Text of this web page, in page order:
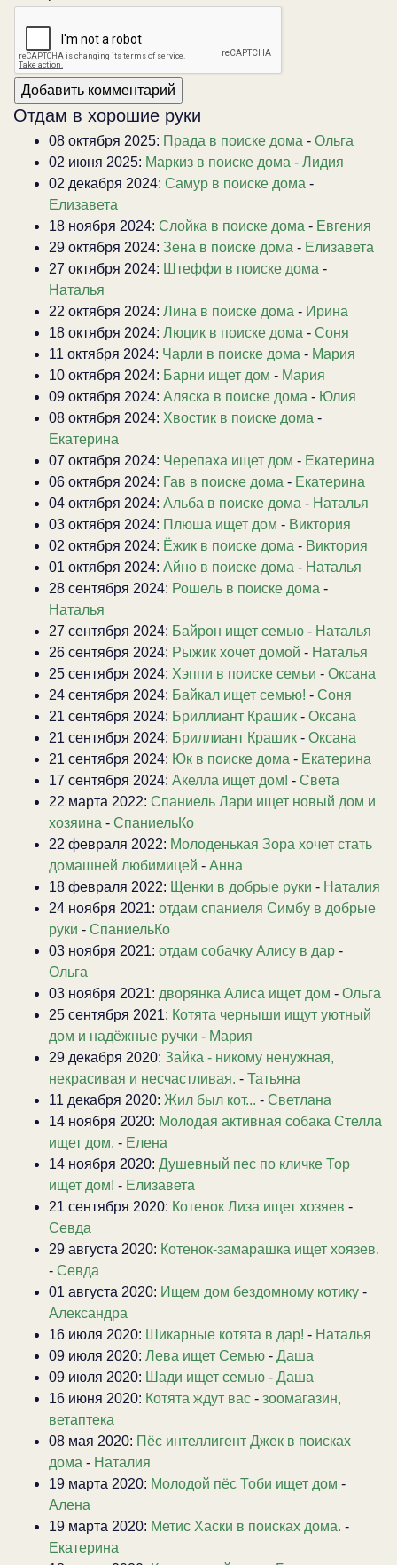
Отдам в хорошие руки
08 октября 2025: Прада в поиске дома - Ольга
02 июня 2025: Маркиз в поиске дома - Лидия
02 декабря 2024: Самур в поиске дома -
Елизавета
18 ноября 2024: Слойка в поиске дома - Евгения
29 октября 2024: Зена в поиске дома - Елизавета
27 октября 2024: Штеффи в поиске дома -
Наталья
22 октября 2024: Лина в поиске дома - Ирина
18 октября 2024: Люцик в поиске дома - Соня
11 октября 2024: Чарли в поиске дома - Мария
10 октября 2024: Барни ищет дом - Мария
09 октября 2024: Аляска в поиске дома - Юлия
08 октября 2024: Хвостик в поиске дома -
Екатерина
07 октября 2024: Черепаха ищет дом - Екатерина
06 октября 2024: Гав в поиске дома - Екатерина
04 октября 2024: Альба в поиске дома - Наталья
03 октября 2024: Плюша ищет дом - Виктория
02 октября 2024: Ёжик в поиске дома - Виктория
01 октября 2024: Айно в поиске дома - Наталья
28 сентября 2024: Рошель в поиске дома -
Наталья
27 сентября 2024: Байрон ищет семью - Наталья
26 сентября 2024: Рыжик хочет домой - Наталья
25 сентября 2024: Хэппи в поиске семьи - Оксана
24 сентября 2024: Байкал ищет семью! - Соня
21 сентября 2024: Бриллиант Крашик - Оксана
21 сентября 2024: Бриллиант Крашик - Оксана
21 сентября 2024: Юк в поиске дома - Екатерина
17 сентября 2024: Акелла ищет дом! - Света
22 марта 2022: Спаниель Лари ищет новый дом и
хозяина - СпаниельКо
22 февраля 2022: Молоденькая Зора хочет стать
домашней любимицей - Анна
18 февраля 2022: Щенки в добрые руки - Наталия
24 ноября 2021: отдам спаниеля Симбу в добрые
руки - СпаниельКо
03 ноября 2021: отдам собачку Алису в дар -
Ольга
03 ноября 2021: дворянка Алиса ищет дом - Ольга
25 сентября 2021: Котята черныши ищут уютный
дом и надёжные ручки - Мария
29 декабря 2020: Зайка - никому ненужная,
некрасивая и несчастливая. - Татьяна
11 декабря 2020: Жил был кот... - Светлана
14 ноября 2020: Молодая активная собака Стелла
ищет дом. - Елена
14 ноября 2020: Душевный пес по кличке Тор
ищет дом! - Елизавета
21 сентября 2020: Котенок Лиза ищет хозяев -
Севда
29 августа 2020: Котенок-замарашка ищет хоязев.
- Севда
01 августа 2020: Ищем дом бездомному котику -
Александра
16 июля 2020: Шикарные котята в дар! - Наталья
09 июля 2020: Лева ищет Семью - Даша
09 июля 2020: Шади ищет семью - Даша
16 июня 2020: Котята ждут вас - зоомагазин,
ветаптека
08 мая 2020: Пёс интеллигент Джек в поисках
дома - Наталия
19 марта 2020: Молодой пёс Тоби ищет дом -
Алена
19 марта 2020: Метис Хаски в поисках дома. -
Екатерина